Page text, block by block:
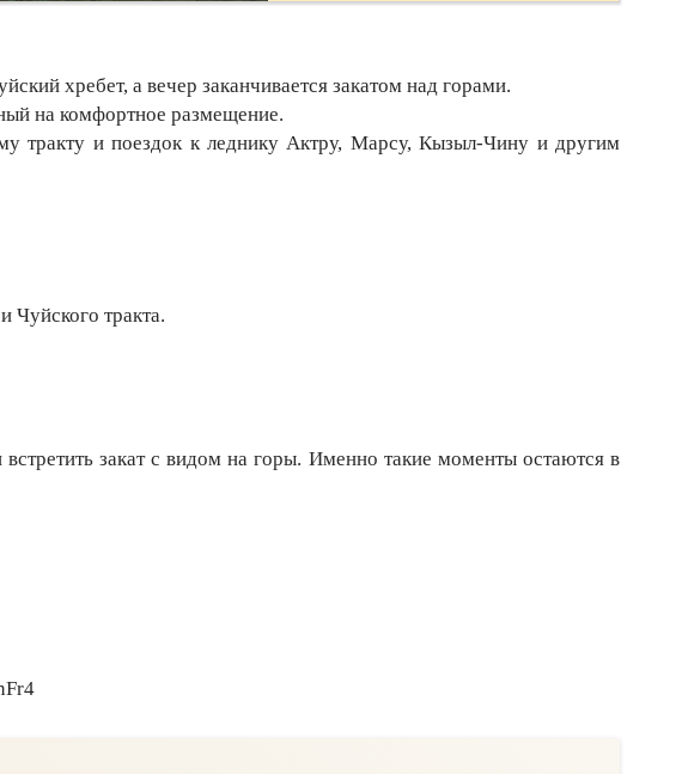
хребет, а вечер заканчивается закатом над горами.
на комфортное размещение.
и поездок к леднику Актру, Марсу, Кызыл-Чину и другим
Чуйского тракта.
закат с видом на горы. Именно такие моменты остаются в